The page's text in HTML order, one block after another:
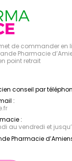
de commander en
Pharmacie
point retrait
conseil par
:
:
au vendredi et
Pharmacie